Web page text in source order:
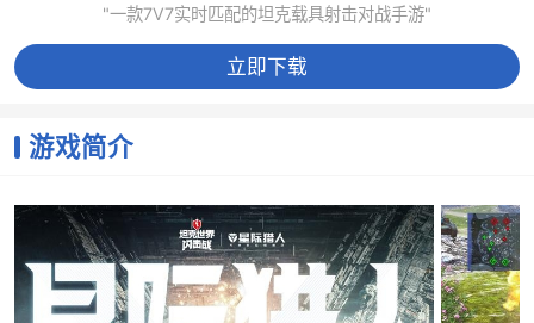
"一款7V7实时匹配的坦克载具射击对战手游"
立即下载
游戏简介